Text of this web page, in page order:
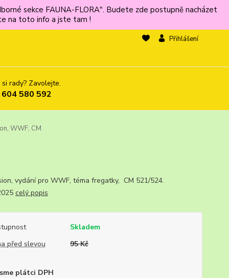
sekce FAUNA-FLORA". Budete zde postupně nacházet
na toto info a jste tam !
Přihlášení
rady? Zavolejte.
580 592
WWF, CM
vydání pro WWF, téma fregatky, CM 521/524.
celý popis
Skladem
před slevou
95 Kč
plátci DPH